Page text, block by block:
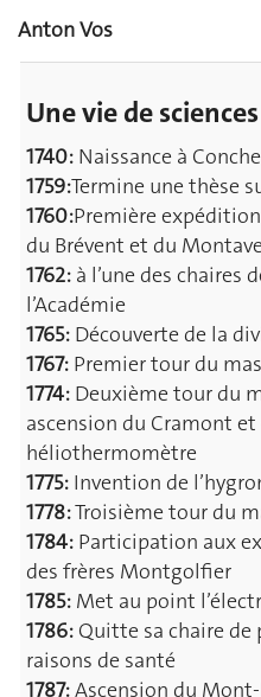
Anton Vos
Une vie de
1740: Naissance à
1759:Termine une thèse
1760:Première
du Brévent et du
1762: à l’une des chaires
l’Académie
1765: Découverte de la
1767: Premier tour du
1774: Deuxième tour du
ascension du Cramont et
héliothermomètre
1775: Invention de
1778:Troisième tour du
1784: Participation aux
des frères Montgolfier
1785: Met au point
1786: Quitte sa chaire
raisons de santé
1787:Ascension du